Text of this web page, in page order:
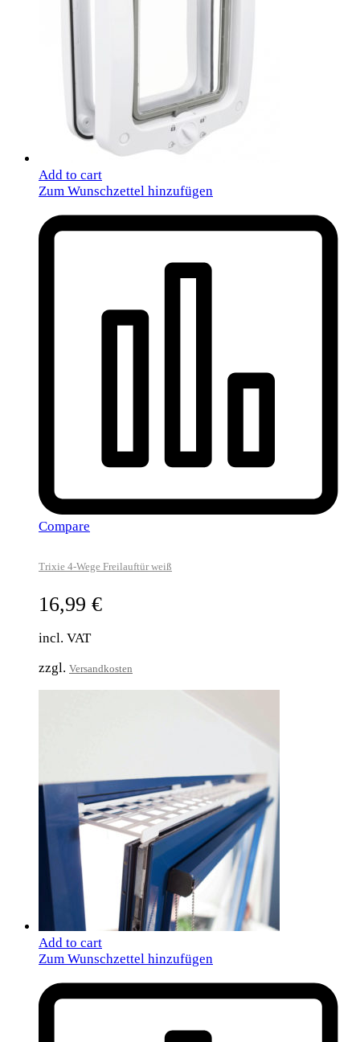
Add to cart
Zum Wunschzettel hinzufügen
Compare
Trixie 4-Wege Freilauftür weiß
16,99 €
incl. VAT
zzgl. Versandkosten
Add to cart
Zum Wunschzettel hinzufügen